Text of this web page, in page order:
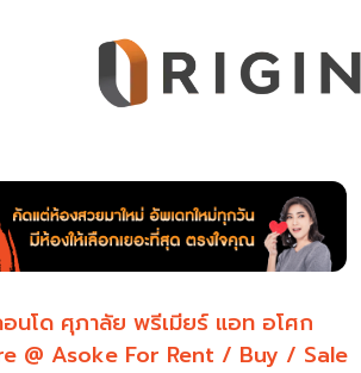
อนโด ศุภาลัย พรีเมียร์ แอท อโศก
@ Asoke For Rent / Buy / Sale